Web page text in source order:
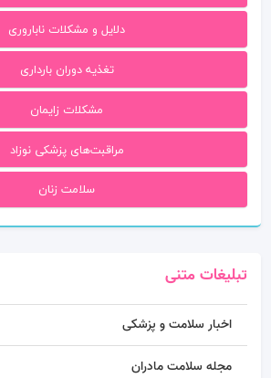
دلایل و مشکلات ناباروری
تغذیه دوران بارداری
مشکلات زایمان
مراقبت‌های پزشکی نوزاد
سلامت زنان
تبلیغات متنی
اخبار سلامت و پزشکی
مجله سلامت مادران